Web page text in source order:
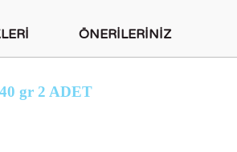
ÖNERILERINIZ
40 gr 2 ADET